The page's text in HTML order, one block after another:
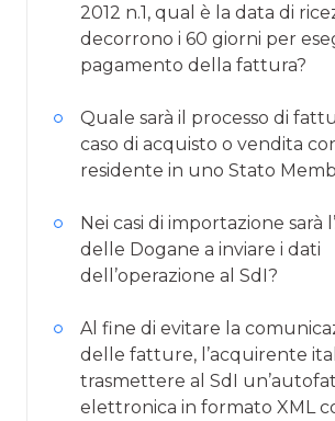
2012 n.1, qual è la data di
decorrono i 60 giorni per
pagamento della fattura?
Quale sarà il processo di
caso di acquisto o vendita
residente in uno Stato
Nei casi di importazione sarà
delle Dogane a inviare i dati
dell’operazione al SdI?
Al fine di evitare la
delle fatture, l’acquirente
trasmettere al SdI
elettronica in formato XML